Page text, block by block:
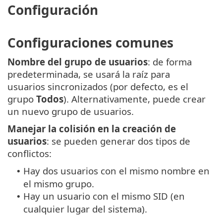
Configuración
Configuraciones comunes
Nombre del grupo de usuarios: de forma
predeterminada, se usará la raíz para
usuarios sincronizados (por defecto, es el
grupo Todos). Alternativamente, puede crear
un nuevo grupo de usuarios.
Manejar la colisión en la creación de
usuarios: se pueden generar dos tipos de
conflictos:
• Hay dos usuarios con el mismo nombre en
el mismo grupo.
• Hay un usuario con el mismo SID (en
cualquier lugar del sistema).